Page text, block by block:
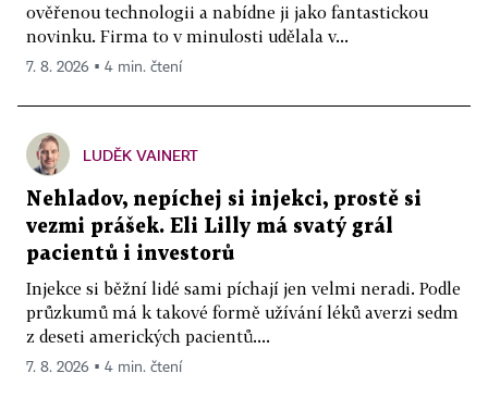
ověřenou technologii a nabídne ji jako fantastickou
novinku. Firma to v minulosti udělala v...
7. 8. 2026 ▪ 4 min. čtení
LUDĚK VAINERT
Nehladov, nepíchej si injekci, prostě si
vezmi prášek. Eli Lilly má svatý grál
pacientů i investorů
Injekce si běžní lidé sami píchají jen velmi neradi. Podle
průzkumů má k takové formě užívání léků averzi sedm
z deseti amerických pacientů....
7. 8. 2026 ▪ 4 min. čtení